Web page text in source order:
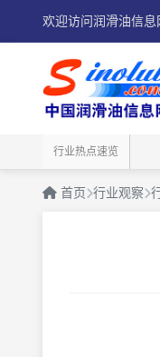
欢迎访问润滑油信息
行业热点速览
首页 行业观察